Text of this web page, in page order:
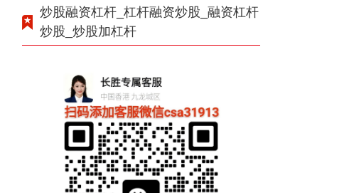
炒股融资杠杆_杠杆融资炒股_融资杠杆
炒股_炒股加杠杆